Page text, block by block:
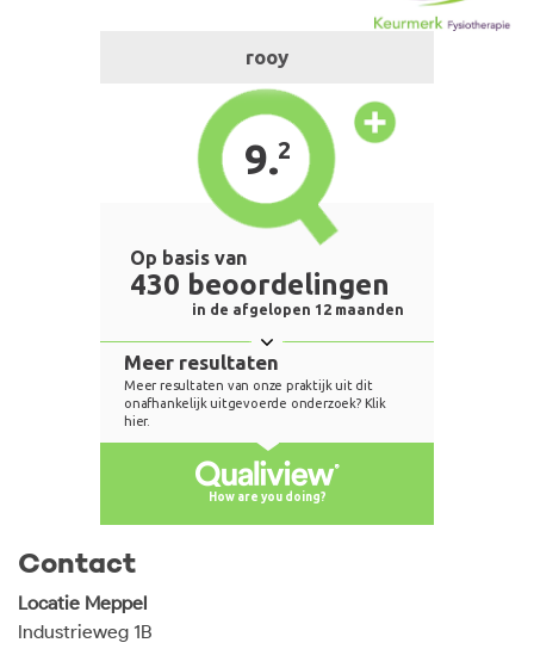
Contact
Locatie Meppel
Industrieweg 1B